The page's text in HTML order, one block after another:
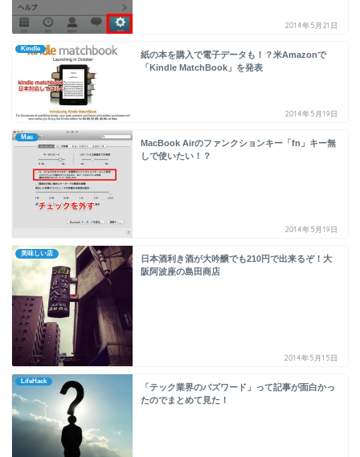
2014年5月21日
Kindle
紙の本を購入で電子データも！？米Amazonで
「Kindle MatchBook」を発表
2014年5月19日
Mac
MacBook Airのファンクションキー「fn」キー無
しで使いたい！？
2014年5月19日
美味しい店
日本酒利き酒が大吟醸でも210円で出来るぞ！大
阪阿波座の島田商店
2014年5月15日
LifeHack
「テック業界のバズワード」って記事が面白かっ
たのでまとめて見た！